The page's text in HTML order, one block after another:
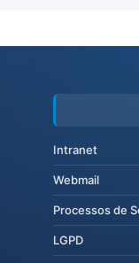
Intranet
Webmail
Processos de
LGPD